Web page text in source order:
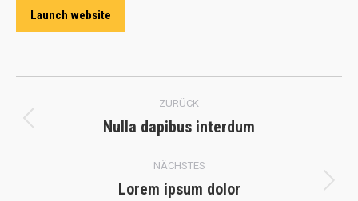
Launch website
navigation
ZURÜCK
Previous
Nulla dapibus interdum
NÄCHSTES
Next
Lorem ipsum dolor